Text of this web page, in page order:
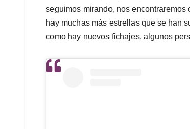
seguimos mirando, nos
hay muchas más estrellas que se han
como hay nuevos fichajes, algunos